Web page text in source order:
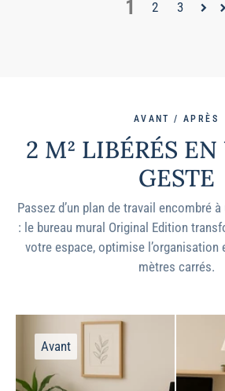
1 2 3
AVANT / APRÈS
2 M² LIBÉRÉS
GESTE
Passez d’un plan de travail encombré
: le bureau mural Original Edition
votre espace, optimise l’organisation
mètres carrés.